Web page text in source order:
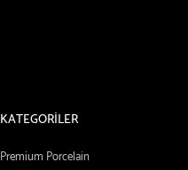
KATEGORİLER
Premium Porcelain